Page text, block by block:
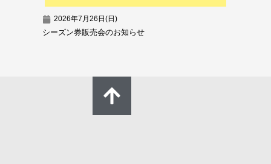
2026年7月26日(日)
シーズン券販売会のお知らせ